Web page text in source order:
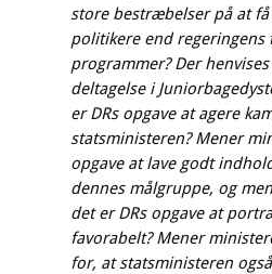
store bestræbelser på at
politikere end regeringens
programmer? Der
deltagelse i
er DRs opgave at agere
statsministeren? Mener
opgave at lave godt
dennes målgruppe, og
det er DRs opgave at
favorabelt? Mener
for, at statsministeren